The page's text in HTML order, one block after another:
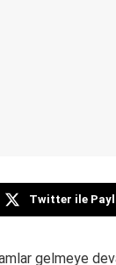
Twitter ile
gelmeye